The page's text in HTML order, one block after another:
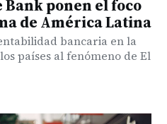
Bank ponen el foco
de América Latina
bancaria en la
países al fenómeno de El